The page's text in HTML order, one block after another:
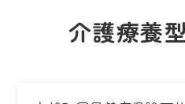
介護療養